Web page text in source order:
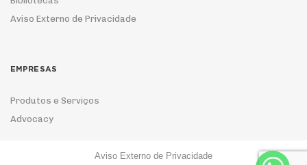
Aviso Externo de Privacidade
EMPRESAS
Produtos e Serviços
Advocacy
Aviso Externo de Privacidade